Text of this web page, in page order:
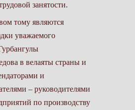
занятости.
тому являются
уважаемого
в велаяты страны и
и
– руководителями
по производству